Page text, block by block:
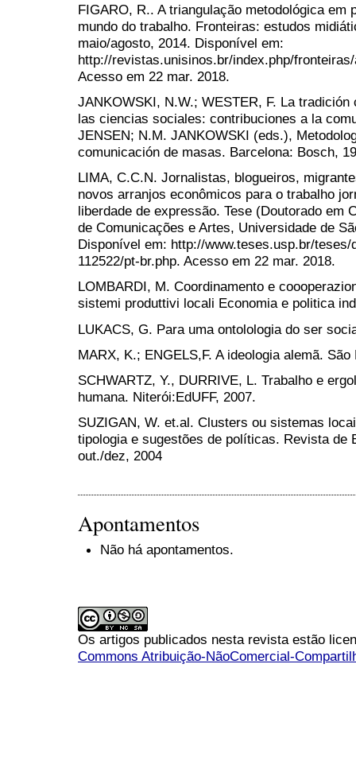
FIGARO, R.. A triangulação metodológica em
mundo do trabalho. Fronteiras: estudos
maio/agosto, 2014. Disponível em:
http://revistas.unisinos.br/index.php/
Acesso em 22 mar. 2018.
JANKOWSKI, N.W.; WESTER, F. La
las ciencias sociales: contribuciones a la
JENSEN; N.M. JANKOWSKI (eds.),
comunicación de masas. Barcelona: Bosch,
LIMA, C.C.N. Jornalistas, blogueiros,
novos arranjos econômicos para o trabalho
liberdade de expressão. Tese (Doutorado em
de Comunicações e Artes, Universidade de
Disponível em: http://www.teses.usp.br/
112522/pt-br.php. Acesso em 22 mar. 2018.
LOMBARDI, M. Coordinamento e
sistemi produttivi locali Economia e politica
LUKACS, G. Para uma ontolologia do ser
MARX, K.; ENGELS,F. A ideologia alemã.
SCHWARTZ, Y., DURRIVE, L. Trabalho e
humana. Niterói:EdUFF, 2007.
SUZIGAN, W. et.al. Clusters ou sistemas
tipologia e sugestões de políticas. Revista de
out./dez, 2004
Apontamentos
Não há apontamentos.
Os artigos publicados nesta revista estão
Commons Atribuição-NãoComercial-